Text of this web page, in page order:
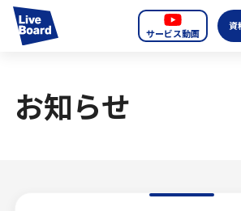
サービス動画
資
サービス紹介
お知らせ